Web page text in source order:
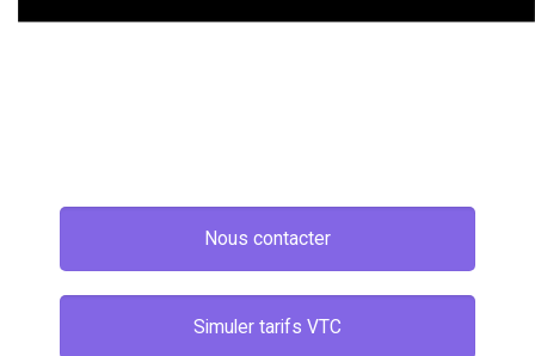
Nous contacter
Simuler tarifs VTC